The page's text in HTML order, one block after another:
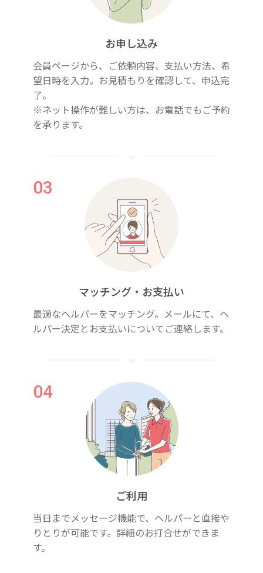
お申し込み
会員ページから、ご依頼内容、支払い方法、希
望日時を入力。お見積もりを確認して、申込完
了。
※ネット操作が難しい方は、お電話でもご予約
を承ります。
マッチング・お支払い
最適なヘルパーをマッチング。メールにて、ヘ
ルパー決定とお支払いについてご連絡します。
ご利用
当日までメッセージ機能で、ヘルパーと直接や
りとりが可能です。詳細のお打合せができま
す。